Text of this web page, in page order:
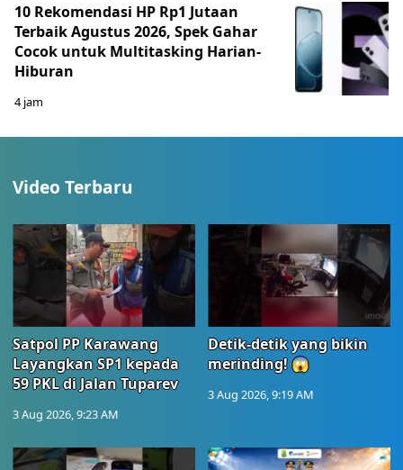
10 Rekomendasi HP Rp1 Jutaan
Terbaik Agustus 2026, Spek Gahar
Cocok untuk Multitasking Harian-
Hiburan
4 jam
Video Terbaru
Satpol PP Karawang
Layangkan SP1 kepada
59 PKL di Jalan Tuparev
3 Aug 2026, 9:23 AM
Detik-detik yang bikin
merinding! 😱
3 Aug 2026, 9:19 AM